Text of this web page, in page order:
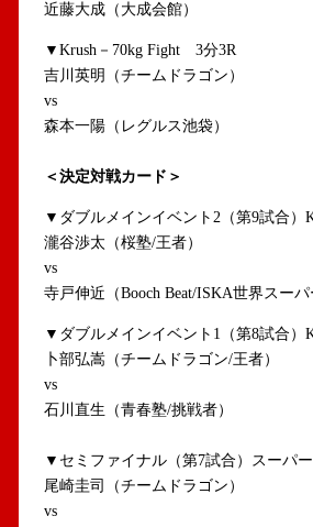
近藤大成（大成会館）
▼Krush－70kg Fight 3分3R
吉川英明（チームドラゴン）
vs
森本一陽（レグルス池袋）
＜決定対戦カード＞
▼ダブルメインイベント2（第9試合
瀧谷渉太（桜塾/王者）
vs
寺戸伸近（Booch Beat/ISKA世界スー
▼ダブルメインイベント1（第8試合
卜部弘嵩（チームドラゴン/王者）
vs
石川直生（青春塾/挑戦者）
▼セミファイナル（第7試合）スーパ
尾崎圭司（チームドラゴン）
vs